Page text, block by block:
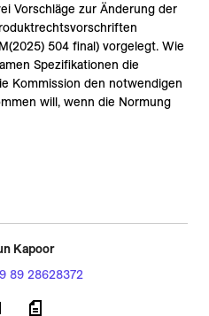
Vorschläge zur Änderung der
504 final) vorgelegt. Wie
Spezifikationen die
Kommission den notwendigen
will, wenn die Normung
Kapoor
89 28628372